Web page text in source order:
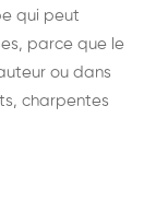
qui peut
parce que le
ou dans
charpentes